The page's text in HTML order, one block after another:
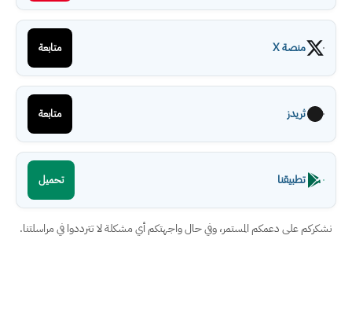
منصة X متابعة
ثريدز متابعة
تطبيقنا تحميل
نشكركم على دعمكم المستمر، وفي حال واجهتكم أي مشكلة لا تترددوا في مراسلتنا.